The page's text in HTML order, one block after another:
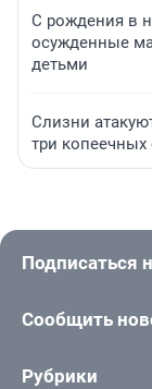
С рождения в
осужденные
детьми
Слизни
три копеечных
Подписаться
Сообщить
Рубрики